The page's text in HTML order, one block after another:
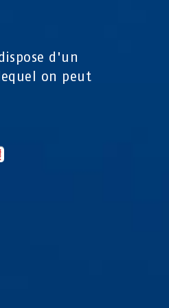
d'un
on peut